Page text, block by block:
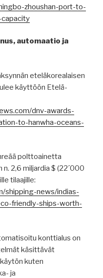
zhoushan-port-to-
automaatio ja
eteläkorealaisen
käyttöön Etelä-
dnv-awards-
to-hanwha-oceans-
polttoainetta
2,6 miljardia $ (22´000
tilaajille:
shipping-news/indias-
friendly-ships-worth-
konttialus on
käsittävät
kuten
ja